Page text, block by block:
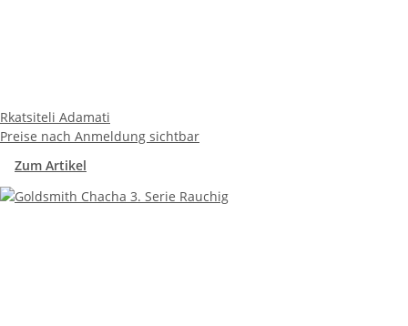
Rkatsiteli Adamati
Preise nach Anmeldung sichtbar
Zum Artikel